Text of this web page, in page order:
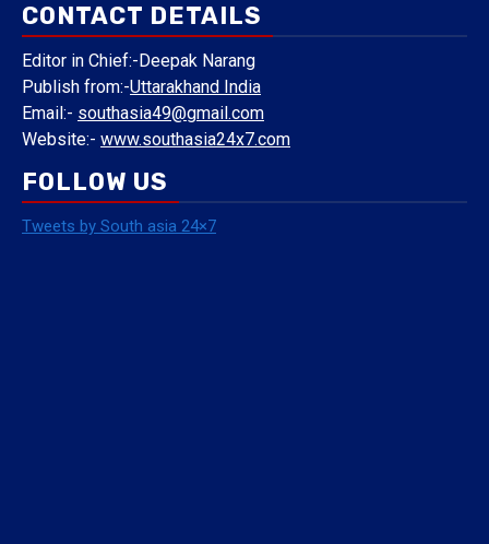
CONTACT DETAILS
Editor in Chief:-Deepak Narang
Publish from:-Uttarakhand India
Email:- southasia49@gmail.com
Website:- www.southasia24x7.com
FOLLOW US
Tweets by South asia 24×7